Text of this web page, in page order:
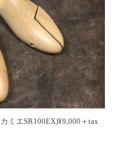
ミエSR100EX)¥9,000＋tax